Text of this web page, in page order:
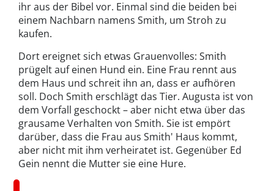
ihr aus der Bibel vor. Einmal sind die beiden bei
einem Nachbarn namens Smith, um Stroh zu
kaufen.
Dort ereignet sich etwas Grauenvolles: Smith
prügelt auf einen Hund ein. Eine Frau rennt aus
dem Haus und schreit ihn an, dass er aufhören
soll. Doch Smith erschlägt das Tier. Augusta ist von
dem Vorfall geschockt – aber nicht etwa über das
grausame Verhalten von Smith. Sie ist empört
darüber, dass die Frau aus Smith' Haus kommt,
aber nicht mit ihm verheiratet ist. Gegenüber Ed
Gein nennt die Mutter sie eine Hure.